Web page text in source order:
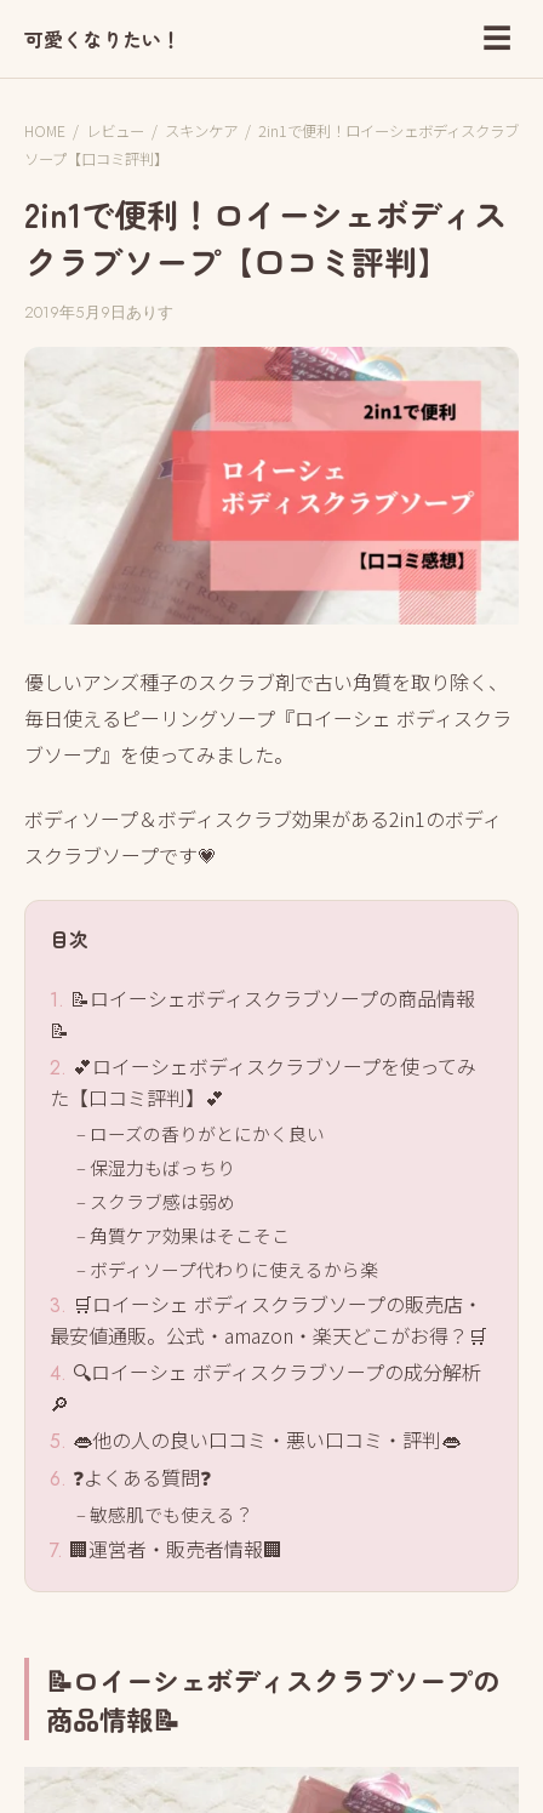
可愛くなりたい！ ☰
HOME / レビュー / スキンケア / 2in1で便利！ロイーシェボディスクラブ
ソープ【口コミ評判】
2in1で便利！ロイーシェボディス
クラブソープ【口コミ評判】
2019年5月9日ありす
優しいアンズ種子のスクラブ剤で古い角質を取り除く、
毎日使えるピーリングソープ『ロイーシェ ボディスクラ
ブソープ』を使ってみました。
ボディソープ＆ボディスクラブ効果がある2in1のボディ
スクラブソープです💗
目次
📝ロイーシェボディスクラブソープの商品情報
📝
💕ロイーシェボディスクラブソープを使ってみ
た【口コミ評判】💕
ローズの香りがとにかく良い
保湿力もばっちり
スクラブ感は弱め
角質ケア効果はそこそこ
ボディソープ代わりに使えるから楽
🛒ロイーシェ ボディスクラブソープの販売店・
最安値通販。公式・amazon・楽天どこがお得？🛒
🔍ロイーシェ ボディスクラブソープの成分解析
🔎
👄他の人の良い口コミ・悪い口コミ・評判👄
❓よくある質問❓
敏感肌でも使える？
🏢運営者・販売者情報🏢
📝ロイーシェボディスクラブソープの
商品情報📝